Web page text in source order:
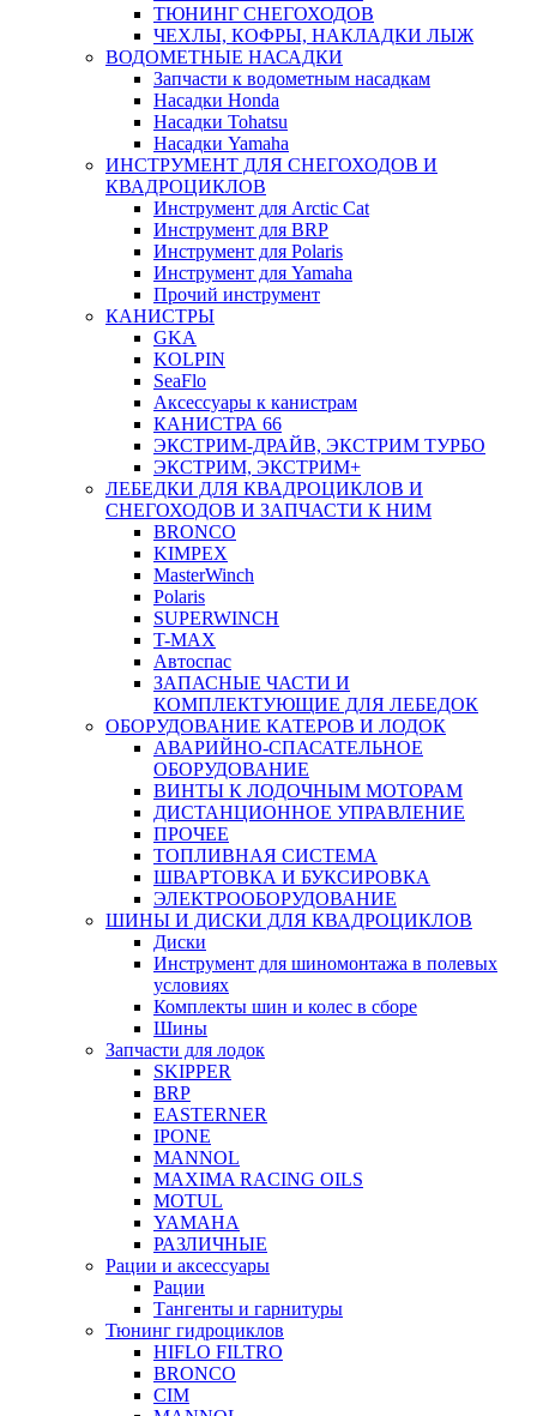
ТЮНИНГ СНЕГОХОДОВ
ЧЕХЛЫ, КОФРЫ, НАКЛАДКИ ЛЫЖ
ВОДОМЕТНЫЕ НАСАДКИ
Запчасти к водометным насадкам
Насадки Honda
Насадки Tohatsu
Насадки Yamaha
ИНСТРУМЕНТ ДЛЯ СНЕГОХОДОВ И
КВАДРОЦИКЛОВ
Инструмент для Arctic Cat
Инструмент для BRP
Инструмент для Polaris
Инструмент для Yamaha
Прочий инструмент
КАНИСТРЫ
GKA
KOLPIN
SeaFlo
Аксессуары к канистрам
КАНИСТРА 66
ЭКСТРИМ-ДРАЙВ, ЭКСТРИМ ТУРБО
ЭКСТРИМ, ЭКСТРИМ+
ЛЕБЕДКИ ДЛЯ КВАДРОЦИКЛОВ И
СНЕГОХОДОВ И ЗАПЧАСТИ К НИМ
BRONCO
KIMPEX
MasterWinch
Polaris
SUPERWINCH
T-MAX
Автоспас
ЗАПАСНЫЕ ЧАСТИ И
КОМПЛЕКТУЮЩИЕ ДЛЯ ЛЕБЕДОК
ОБОРУДОВАНИЕ КАТЕРОВ И ЛОДОК
АВАРИЙНО-СПАСАТЕЛЬНОЕ
ОБОРУДОВАНИЕ
ВИНТЫ К ЛОДОЧНЫМ МОТОРАМ
ДИСТАНЦИОННОЕ УПРАВЛЕНИЕ
ПРОЧЕЕ
ТОПЛИВНАЯ СИСТЕМА
ШВАРТОВКА И БУКСИРОВКА
ЭЛЕКТРООБОРУДОВАНИЕ
ШИНЫ И ДИСКИ ДЛЯ КВАДРОЦИКЛОВ
Диски
Инструмент для шиномонтажа в полевых
условиях
Комплекты шин и колес в сборе
Шины
Запчасти для лодок
SKIPPER
BRP
EASTERNER
IPONE
MANNOL
MAXIMA RACING OILS
MOTUL
YAMAHA
РАЗЛИЧНЫЕ
Рации и аксессуары
Рации
Тангенты и гарнитуры
Тюнинг гидроциклов
HIFLO FILTRO
BRONCO
CIM